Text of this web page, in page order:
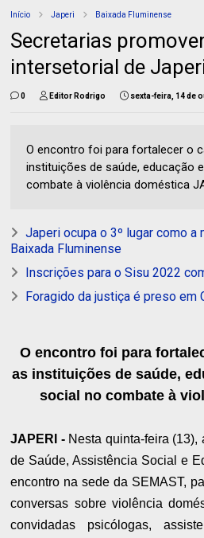
Início Japeri Baixada Fluminense
Secretarias
intersetorial de
0 Editor Rodrigo sexta-feira, 14 de
O encontro foi para fortalecer o
instituições de saúde, educação
combate à violência doméstica
Japeri ocupa o 3º lugar como a
Baixada Fluminense
Inscrições para o Sisu 2022
Foragido da justiça é preso em
O encontro foi para
as instituições de saúde,
social no combate à
JAPERI - Nesta quinta-feira
de Saúde, Assistência Social e
encontro na sede da SEMAST,
conversas sobre violência
convidadas psicólogas,